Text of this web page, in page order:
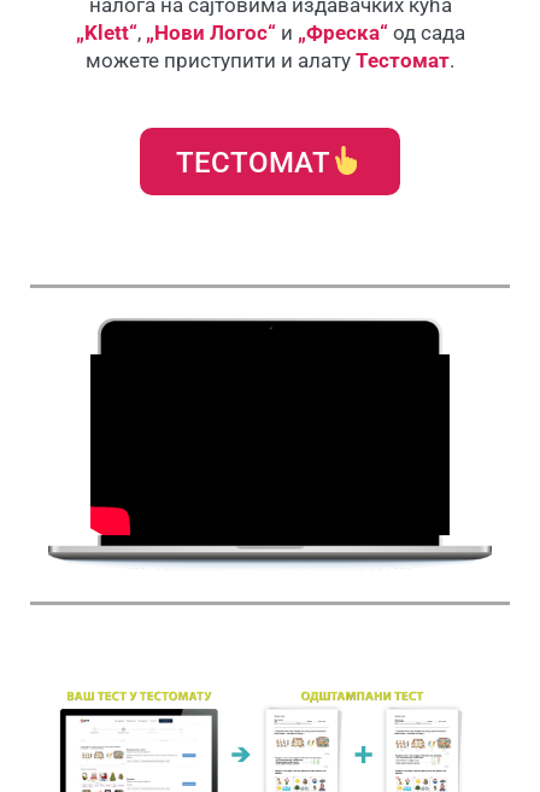
налога на сајтовима издавачких кућа
„Klett“, „Нови Логос“и „Фреска“од сада
можете приступити и алату Тестомат.
ТЕСТОМАТ